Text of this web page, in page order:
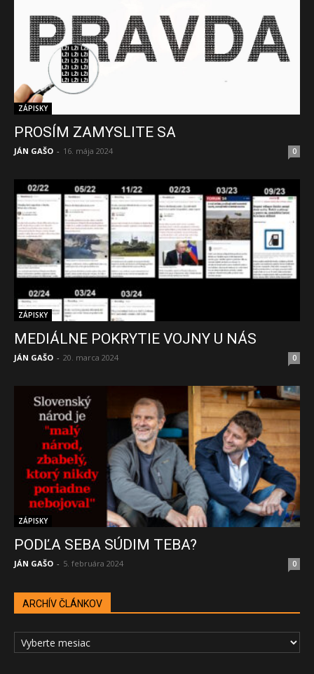
ZÁPISKY
PROSÍM ZAMYSLITE SA
JÁN GAŠO - 16. mája 2024 0
ZÁPISKY
MEDIÁLNE POKRYTIE VOJNY U NÁS
JÁN GAŠO - 20. marca 2024 0
ZÁPISKY
PODĽA SEBA SÚDIM TEBA?
JÁN GAŠO - 5. februára 2024 0
ARCHÍV ČLÁNKOV
ARCHÍV
ČLÁNKOV